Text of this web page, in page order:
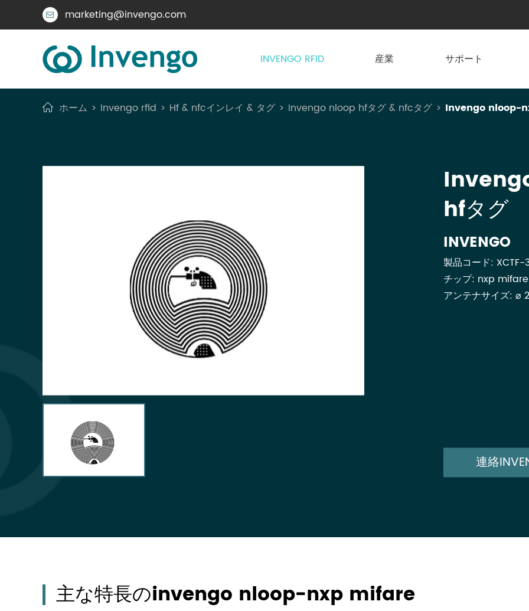
 marketing@invengo.com
INVENGO RFID 産業 サポート
ホーム Invengo rfid Hf & nfcインレイ & タグ Invengo nloop hfタグ & nfcタグ Invengo nloop-
hfタグ
INVENGO
製品コード:
チップ: nxp mifare
アンテナサイズ: ⌀
連絡
主な特長のinvengo nloop-nxp mifare